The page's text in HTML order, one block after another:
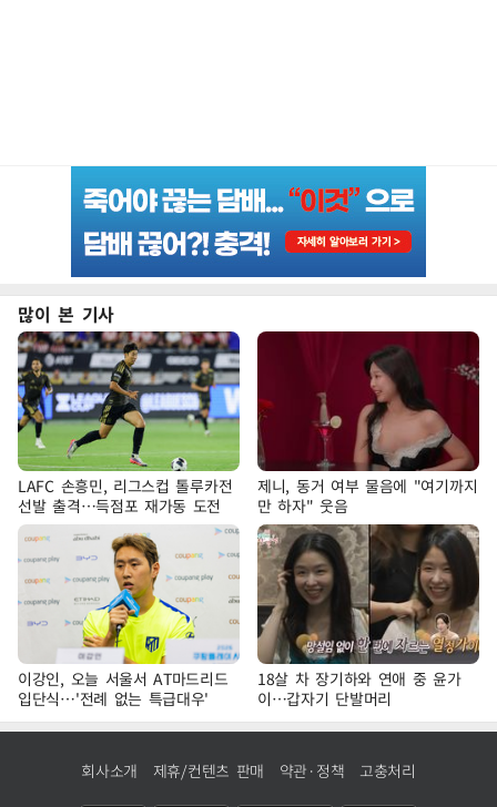
많이 본 기사
LAFC 손흥민, 리그스컵 톨루카전
선발 출격…득점포 재가동 도전
제니, 동거 여부 물음에 "여기까지
만 하자" 웃음
이강인, 오늘 서울서 AT마드리드
입단식…'전례 없는 특급대우'
18살 차 장기하와 연애 중 윤가
이…갑자기 단발머리
회사소개 제휴/컨텐츠 판매 약관·정책 고충처리